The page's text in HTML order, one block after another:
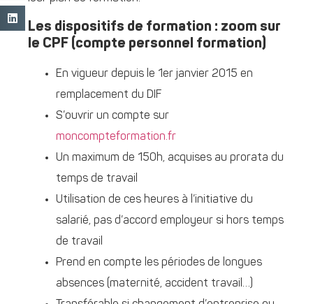
Les dispositifs de formation : zoom sur
le CPF (compte personnel formation)
En vigueur depuis le 1er janvier 2015 en
remplacement du DIF
S’ouvrir un compte sur
moncompteformation.fr
Un maximum de 150h, acquises au prorata du
temps de travail
Utilisation de ces heures à l’initiative du
salarié, pas d’accord employeur si hors temps
de travail
Prend en compte les périodes de longues
absences (maternité, accident travail…)